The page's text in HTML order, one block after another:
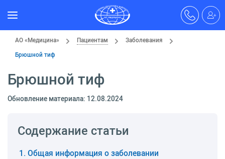
АО «Медицина» Пациентам
Заболевания
Брюшной тиф
Брюшной тиф
Обновление материала: 12.08.2024
Содержание статьи
Общая информация о заболевании